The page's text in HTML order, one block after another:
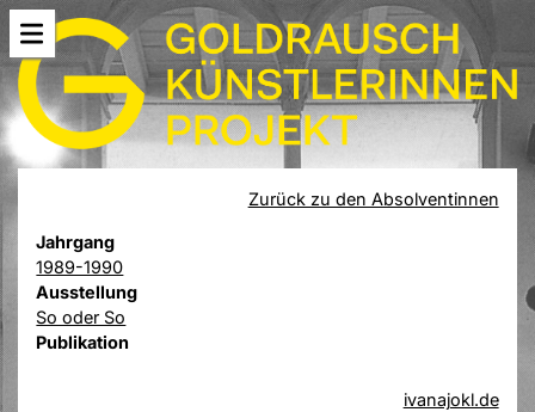
Zurück zu den Absolventinnen
Jahrgang
1989-1990
Ausstellung
So oder So
Publikation
ivanajokl.de